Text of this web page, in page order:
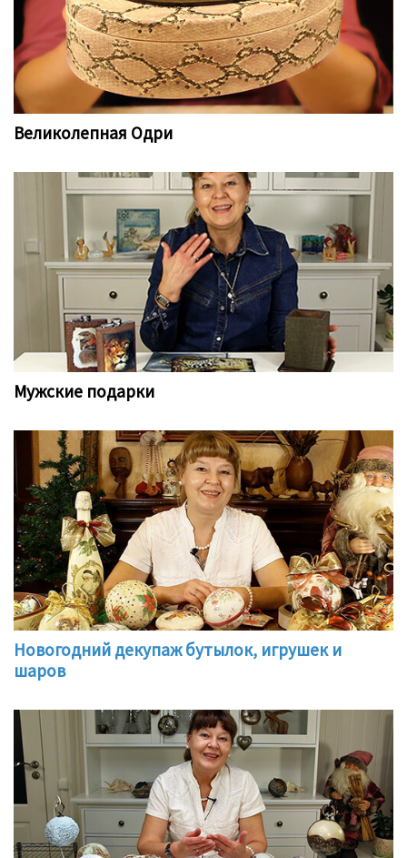
Великолепная Одри
Мужские подарки
Новогодний декупаж бутылок, игрушек и
шаров